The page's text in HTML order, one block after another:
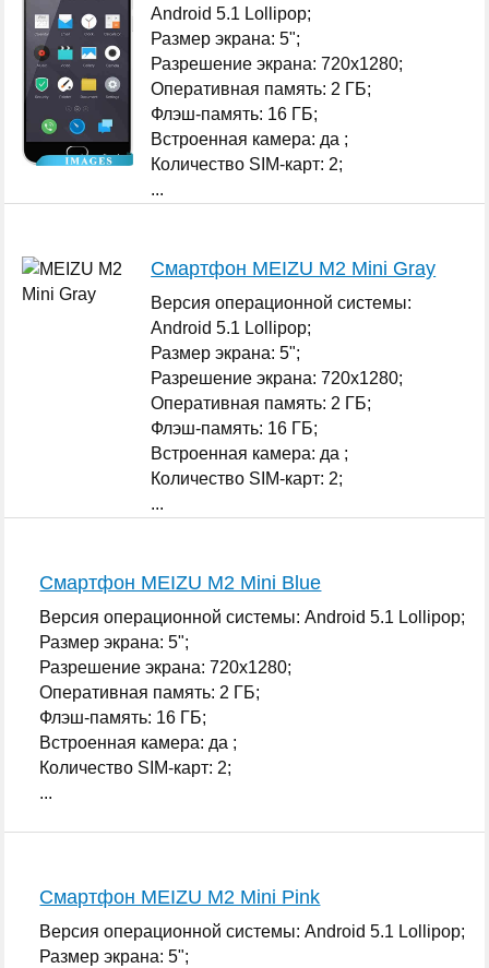
Android 5.1 Lollipop;
Размер экрана: 5";
Разрешение экрана: 720x1280;
Оперативная память: 2 ГБ;
Флэш-память: 16 ГБ;
Встроенная камера: да ;
Количество SIM-карт: 2;
...
Смартфон MEIZU M2 Mini Gray
Версия операционной системы:
Android 5.1 Lollipop;
Размер экрана: 5";
Разрешение экрана: 720x1280;
Оперативная память: 2 ГБ;
Флэш-память: 16 ГБ;
Встроенная камера: да ;
Количество SIM-карт: 2;
...
Смартфон MEIZU M2 Mini Blue
Версия операционной системы: Android 5.1 Lollipop;
Размер экрана: 5";
Разрешение экрана: 720x1280;
Оперативная память: 2 ГБ;
Флэш-память: 16 ГБ;
Встроенная камера: да ;
Количество SIM-карт: 2;
...
Смартфон MEIZU M2 Mini Pink
Версия операционной системы: Android 5.1 Lollipop;
Размер экрана: 5";